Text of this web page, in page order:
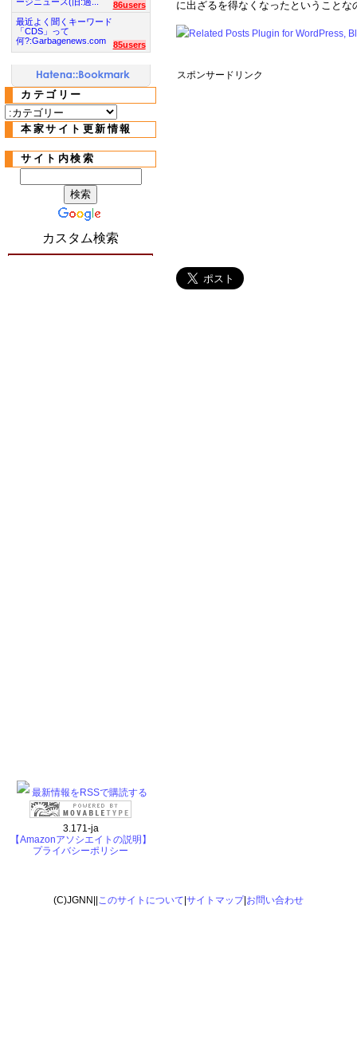
に出ざるを得なくなったということな
スポンサードリンク
86users
最近よく聞くキーワード
「CDS」って
何?:Garbagenews.com
85users
カテゴリー
本家サイト更新情報
サイト内検索
カスタム検索
最新情報をRSSで購読する
3.171-ja
【Amazonアソシエイトの説明】
プライバシーポリシー
(C)JGNN|| このサイトについて サイトマップ| お問い合わせ